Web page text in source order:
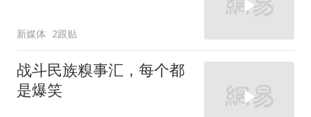
新媒体 2跟贴
战斗民族糗事汇，每个都
是爆笑